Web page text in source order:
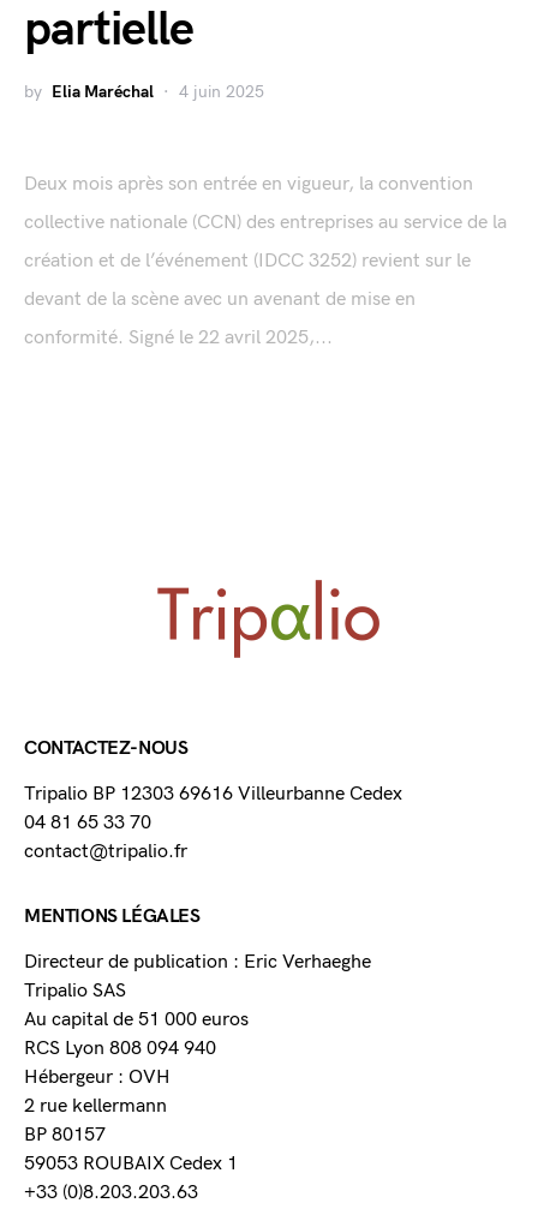
partielle
by Elia Maréchal 4 juin 2025
Deux mois après son entrée en vigueur, la convention
collective nationale (CCN) des entreprises au service de la
création et de l’événement (IDCC 3252) revient sur le
devant de la scène avec un avenant de mise en
conformité. Signé le 22 avril 2025,...
CONTACTEZ-NOUS
Tripalio BP 12303 69616 Villeurbanne Cedex
04 81 65 33 70
contact@tripalio.fr
MENTIONS LÉGALES
Directeur de publication : Eric Verhaeghe
Tripalio SAS
Au capital de 51 000 euros
RCS Lyon 808 094 940
Hébergeur : OVH
2 rue kellermann
BP 80157
59053 ROUBAIX Cedex 1
+33 (0)8.203.203.63